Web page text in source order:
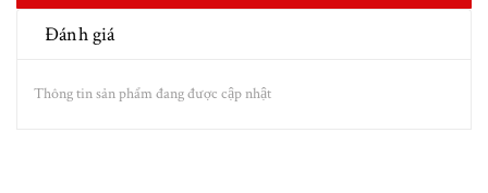
Đánh giá
Thông tin sản phẩm đang được cập nhật